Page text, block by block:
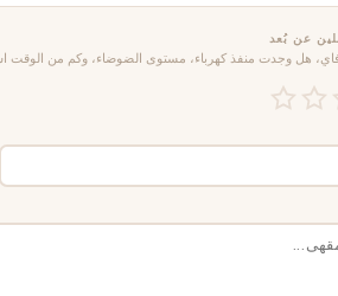
عن بُعد
فاي، هل وجدت منفذ كهرباء، مستوى الضوضاء، وكم من الوقت